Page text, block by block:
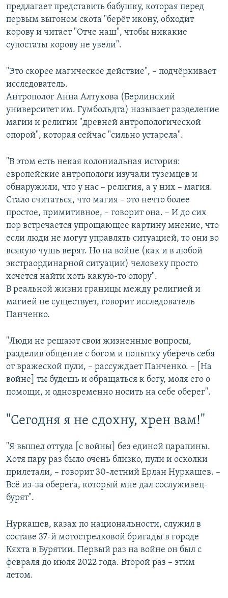
предлагает представить бабушку, которая перед
первым выгоном скота "берёт икону, обходит
корову и читает "Отче наш", чтобы никакие
супостаты корову не увели".
"Это скорее магическое действие", – подчёркивает
исследователь.
Антрополог Анна Алтухова (Берлинский
университет им. Гумбольдта) называет разделение
магии и религии "древней антропологической
опорой", которая сейчас "сильно устарела".
"В этом есть некая колониальная история:
европейские антропологи изучали туземцев и
обнаружили, что у нас – религия, а у них – магия.
Стало считаться, что магия – это нечто более
простое, примитивное, – говорит она. – И до сих
пор встречается упрощающее картину мнение, что
если люди не могут управлять ситуацией, то они во
всякую чушь верят. Но на войне (как и в любой
экстраординарной ситуации) человеку просто
хочется найти хоть какую-то опору".
В реальной жизни границы между религией и
магией не существует, говорит исследователь
Панченко.
"Люди не решают свои жизненные вопросы,
разделив общение с богом и попытку уберечь себя
от вражеской пули, – рассуждает Панченко. – [На
войне] ты будешь и обращаться к богу, моля его о
помощи, и одновременно носить на себе оберег".
"Сегодня я не сдохну, хрен вам!"
"Я вышел оттуда [с войны] без единой царапины.
Хотя пару раз было очень близко, пули и осколки
прилетали, – говорит 30-летний Ерлан Нуркашев. –
Всё из-за оберега, который мне дал сослуживец-
бурят".
Нуркашев, казах по национальности, служил в
составе 37-й мотострелковой бригады в городе
Кяхта в Бурятии. Первый раз на войне он был с
февраля до июля 2022 года. Второй раз – этим
летом.